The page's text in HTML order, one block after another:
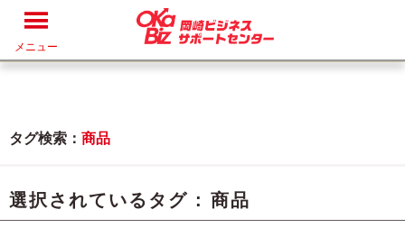
メニュー
タグ検索： 商品
選択されているタグ : 商品